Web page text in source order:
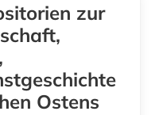
zur
Ostens